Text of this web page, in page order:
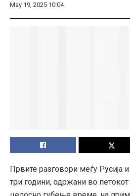
May 19, 2025 10:04
Првите разговори меѓу Русија
три години, одржани во петокот